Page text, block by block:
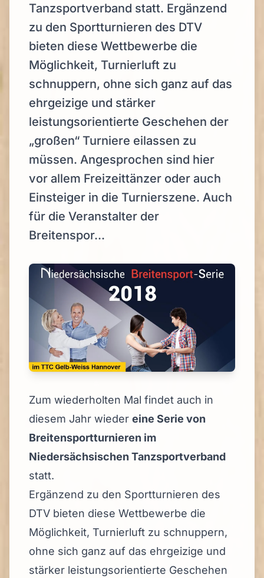
Tanzsportverband statt. Ergänzend
zu den Sportturnieren des DTV
bieten diese Wettbewerbe die
Möglichkeit, Turnierluft zu
schnuppern, ohne sich ganz auf das
ehrgeizige und stärker
leistungsorientierte Geschehen der
„großen“ Turniere eilassen zu
müssen. Angesprochen sind hier
vor allem Freizeittänzer oder auch
Einsteiger in die Turnierszene. Auch
für die Veranstalter der
Breitenspor...
Zum wiederholten Mal findet auch in
diesem Jahr wieder eine Serie von
Breitensportturnieren im
Niedersächsischen Tanzsportverband
statt.
Ergänzend zu den Sportturnieren des
DTV bieten diese Wettbewerbe die
Möglichkeit, Turnierluft zu schnuppern,
ohne sich ganz auf das ehrgeizige und
stärker leistungsorientierte Geschehen